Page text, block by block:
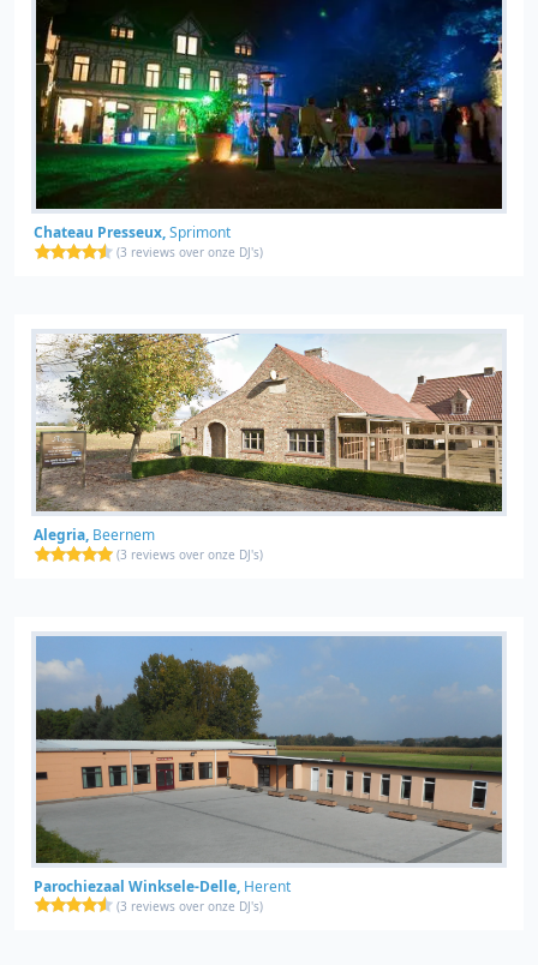
Chateau Presseux,Sprimont
(3 reviews over onze DJ's)
Alegria, Beernem
(3 reviews over onze DJ's)
Parochiezaal Winksele-Delle, Herent
(3 reviews over onze DJ's)